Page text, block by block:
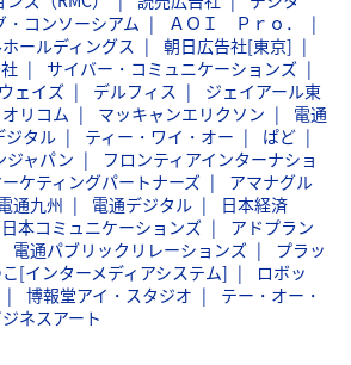
コンソーシアム
ＡＯＩ Ｐｒｏ．
ールディングス
朝日広告社[東京]
サイバー・コミュニケーションズ
ェイズ デルフィス
ジェイアール東
オリコム マッキャンエリクソン
電通
ジタル ティー・ワイ・オー
ぱど
ジャパン
フロンティアインターナショ
ケティングパートナーズ
アマナグル
通九州 電通デジタル
日本経済
本コミュニケーションズ
アドプラン
電通パブリックリレーションズ
プラッ
[インターメディアシステム]
ロボッ
博報堂アイ・スタジオ
テー・オー・
ネスアート